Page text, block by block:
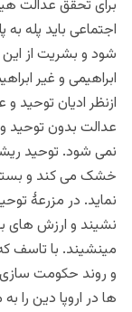
برای تحقق عدالت
اجتماعی باید پله
شود و بشریت از
ابراهیمی و غیر
ازنظر ادیان توحید و
عدالت بدون توحید
نمی شود. توحید
خشک می کند و
نماید. در مزرعۀ
نشیند و ارزش های
مینشیند. با تاسف
و روند حکومت
ها در اروپا دین را